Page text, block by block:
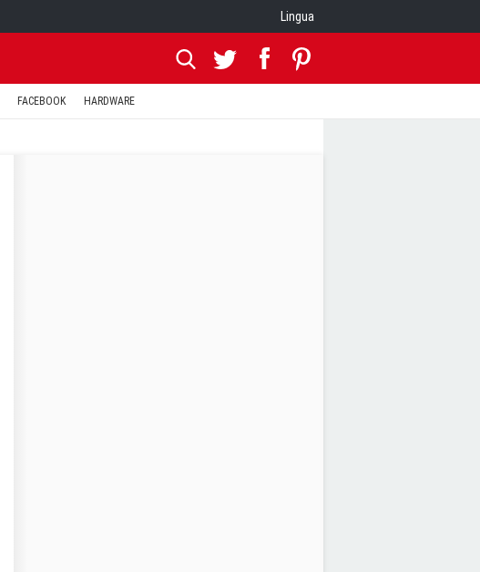
Lingua
FACEBOOK HARDWARE